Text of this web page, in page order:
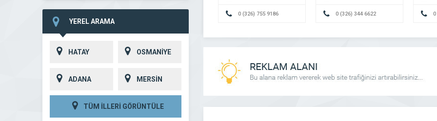
YEREL ARAMA
HATAY OSMANİYE
ADANA MERSİN
TÜM İLLERİ GÖRÜNTÜLE
0 (326) 755 9186 0 (326) 344 6622 0